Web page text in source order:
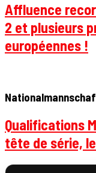
Affluence
2 et plusieurs
européennes !
Qualifications
tête de série,